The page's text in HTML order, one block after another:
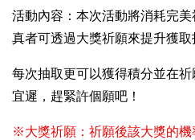
活動內容：本次活動將消耗完
真者可透過大獎祈願來提升獲取
每次抽取更可以獲得積分並在
宜遲，趕緊許個願吧！
※大獎祈願：祈願後該大獎的